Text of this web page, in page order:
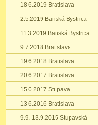
18.6.2019 Bratislava
2.5.2019 Banská Bystrica
11.3.2019 Banská Bystrica
9.7.2018 Bratislava
19.6.2018 Bratislava
20.6.2017 Bratislava
15.6.2017 Stupava
13.6.2016 Bratislava
9.9.-13.9.2015 Stupavská